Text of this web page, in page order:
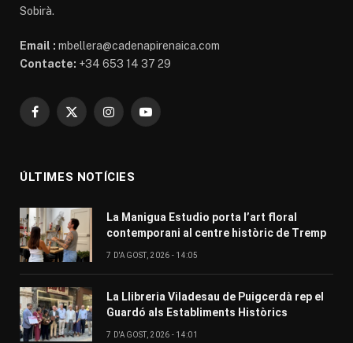
Sobirà.
Email : mbellera@cadenapirenaica.com
Contacte: +34 653 14 37 29
Facebook
X
InstagramYouTube
ÚLTIMES NOTÍCIES
La Manigua Estudio porta l’art floral
contemporani al centre històric de Tremp
7 D'AGOST, 2026 - 14:05
La Llibreria Viladesau de Puigcerdà rep el
Guardó als Establiments Històrics
7 D'AGOST, 2026 - 14:01